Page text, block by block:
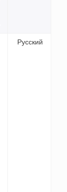
Русский